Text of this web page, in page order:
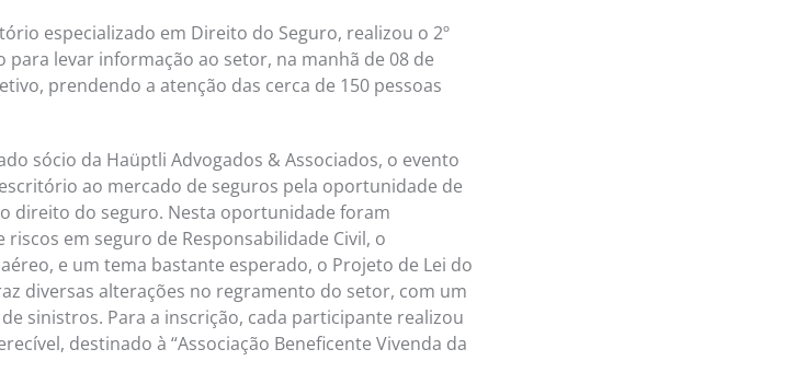
especializado em Direito do Seguro, realizou o 2º
levar informação ao setor, na manhã de 08 de
prendendo a atenção das cerca de 150 pessoas
sócio da Haüptli Advogados & Associados, o evento
ao mercado de seguros pela oportunidade de
direito do seguro. Nesta oportunidade foram
em seguro de Responsabilidade Civil, o
e um tema bastante esperado, o Projeto de Lei do
diversas alterações no regramento do setor, com um
sinistros. Para a inscrição, cada participante realizou
destinado à “Associação Beneficente Vivenda da